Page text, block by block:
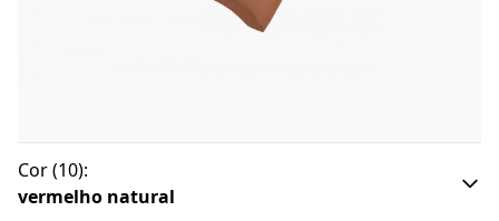
Cor(10):
vermelho natural